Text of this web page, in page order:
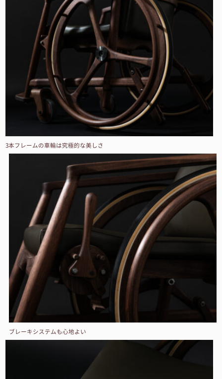
3本フレームの車輪は究極的な美しさ
ブレーキシステムも心地よい